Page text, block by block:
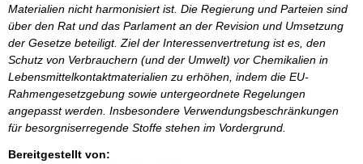
Materialien nicht harmonisiert ist. Die Regierung und Parteien sind
über den Rat und das Parlament an der Revision und Umsetzung
der Gesetze beteiligt. Ziel der Interessenvertretung ist es, den
Schutz von Verbrauchern (und der Umwelt) vor Chemikalien in
Lebensmittelkontaktmaterialien zu erhöhen, indem die EU-
Rahmengesetzgebung sowie untergeordnete Regelungen
angepasst werden. Insbesondere Verwendungsbeschränkungen
für besorgniserregende Stoffe stehen im Vordergrund.
Bereitgestellt von: